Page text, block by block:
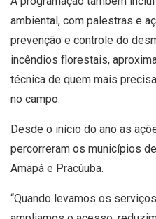
ambiental, com palestras e
prevenção e controle do
incêndios florestais,
técnica de quem mais
no campo.
Desde o início do ano as
percorreram os municípios
Amapá e Pracúuba.
“Quando levamos os